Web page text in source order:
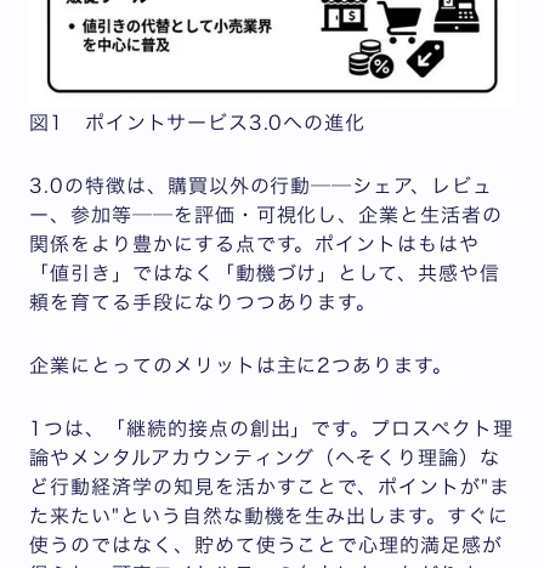
図1 ポイントサービス3.0への進化
3.0の特徴は、購買以外の行動──シェア、レビュ
ー、参加等──を評価・可視化し、企業と生活者の
関係をより豊かにする点です。ポイントはもはや
「値引き」ではなく「動機づけ」として、共感や信
頼を育てる手段になりつつあります。
企業にとってのメリットは主に2つあります。
1つは、「継続的接点の創出」です。プロスペクト理
論やメンタルアカウンティング（へそくり理論）な
ど行動経済学の知見を活かすことで、ポイントが"ま
た来たい"という自然な動機を生み出します。すぐに
使うのではなく、貯めて使うことで心理的満足感が